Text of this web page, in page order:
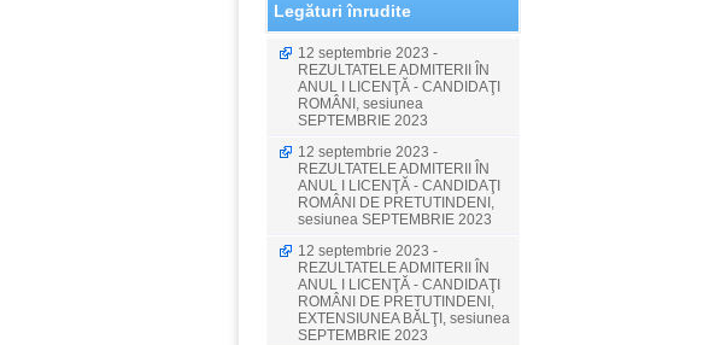
Legături înrudite
12 septembrie 2023 -
REZULTATELE ADMITERII ÎN
ANUL I LICENŢĂ - CANDIDAŢI
ROMÂNI, sesiunea
SEPTEMBRIE 2023
12 septembrie 2023 -
REZULTATELE ADMITERII ÎN
ANUL I LICENŢĂ - CANDIDAŢI
ROMÂNI DE PRETUTINDENI,
sesiunea SEPTEMBRIE 2023
12 septembrie 2023 -
REZULTATELE ADMITERII ÎN
ANUL I LICENŢĂ - CANDIDAŢI
ROMÂNI DE PRETUTINDENI,
EXTENSIUNEA BĂLŢI, sesiunea
SEPTEMBRIE 2023